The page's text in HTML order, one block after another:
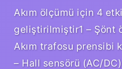
Akım ölçümü için 4
geliştirilmiştir1 – Şönt
Akım trafosu prensibi
– Hall sensörü (AC/